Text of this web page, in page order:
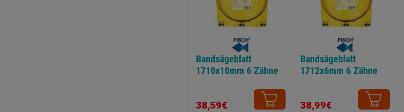
Bandsägeblatt
1710x10mm 6 Zähne
38,59€
Bandsägeblatt
1712x6mm 6 Zähne
38,99€